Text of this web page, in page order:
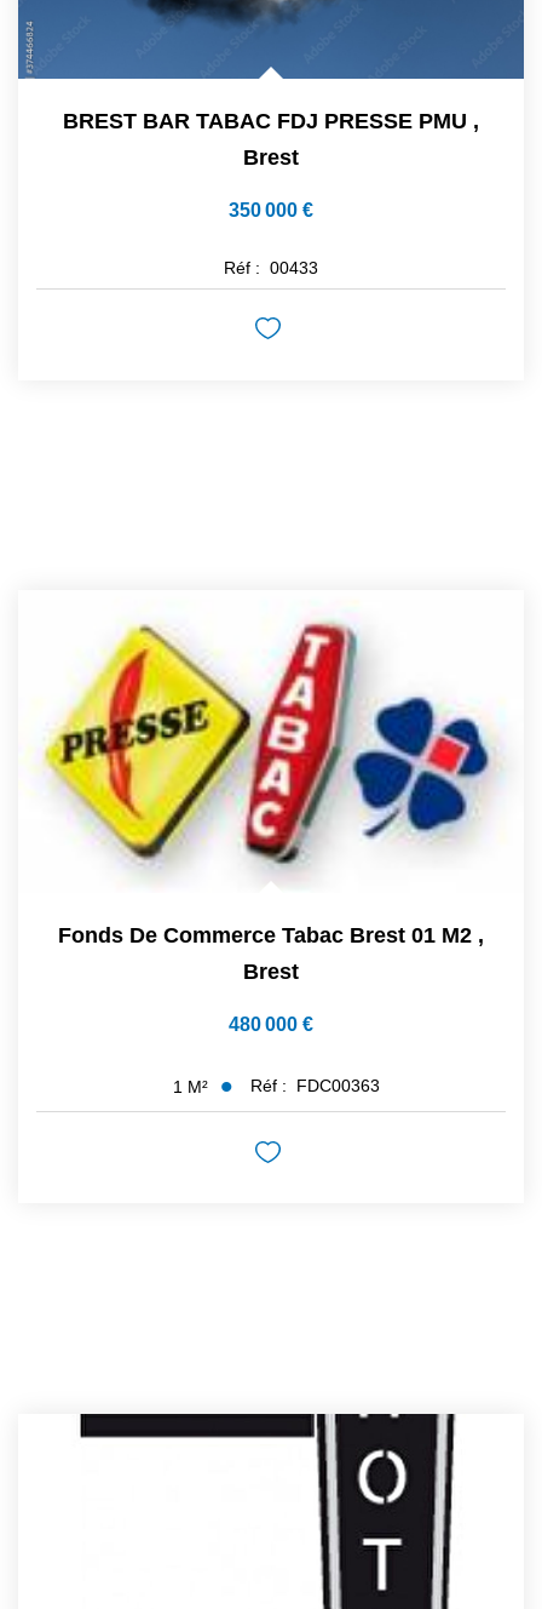
BREST BAR TABAC FDJ PRESSE PMU ,
Brest
350 000 €
Réf : 00433
Fonds De Commerce Tabac Brest 01 M2 ,
Brest
480 000 €
1 M² Réf : FDC00363